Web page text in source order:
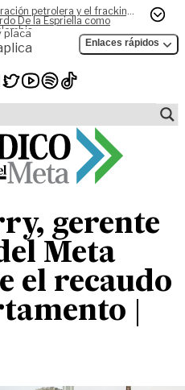
petrolera y el fracking,
De la Espriella como
placa
Enlaces rápidos
gerente
Meta
el recaudo
|